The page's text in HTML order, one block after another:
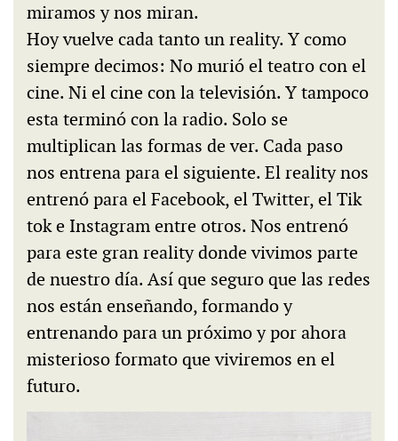
miramos y nos miran.
Hoy vuelve cada tanto un reality. Y como
siempre decimos: No murió el teatro con el
cine. Ni el cine con la televisión. Y tampoco
esta terminó con la radio. Solo se
multiplican las formas de ver. Cada paso
nos entrena para el siguiente. El reality nos
entrenó para el Facebook, el Twitter, el Tik
tok e Instagram entre otros. Nos entrenó
para este gran reality donde vivimos parte
de nuestro día. Así que seguro que las redes
nos están enseñando, formando y
entrenando para un próximo y por ahora
misterioso formato que viviremos en el
futuro.